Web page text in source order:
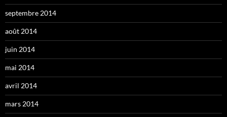
septembre 2014
août 2014
juin 2014
mai 2014
avril 2014
mars 2014